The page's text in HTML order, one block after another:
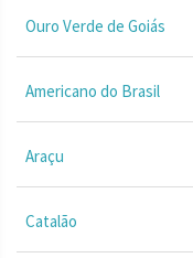
Ouro Verde de Goiás
Americano do Brasil
Araçu
Catalão